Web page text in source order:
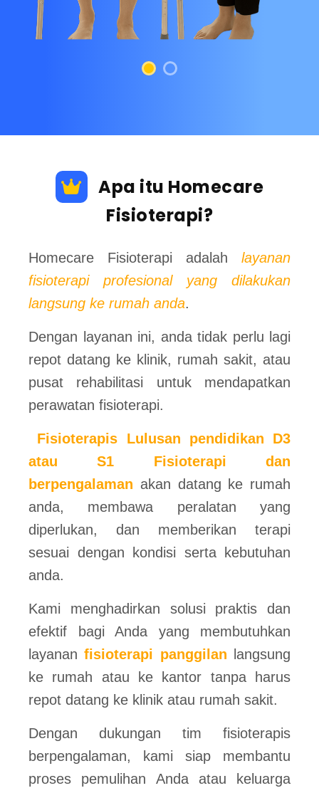
Apa itu Homecare
Fisioterapi?
Homecare Fisioterapi adalah layanan
fisioterapi profesional yang dilakukan
langsung ke rumah anda.
Dengan layanan ini, anda tidak perlu lagi
repot datang ke klinik, rumah sakit, atau
pusat rehabilitasi untuk mendapatkan
perawatan fisioterapi.
Fisioterapis Lulusan pendidikan D3
atau S1 Fisioterapi dan
berpengalaman akan datang ke rumah
anda, membawa peralatan yang
diperlukan, dan memberikan terapi
sesuai dengan kondisi serta kebutuhan
anda.
Kami menghadirkan solusi praktis dan
efektif bagi Anda yang membutuhkan
layananfisioterapi panggilan langsung
ke rumah atau ke kantor tanpa harus
repot datang ke klinik atau rumah sakit.
Dengan dukungan tim fisioterapis
berpengalaman, kami siap membantu
proses pemulihan Anda atau keluarga